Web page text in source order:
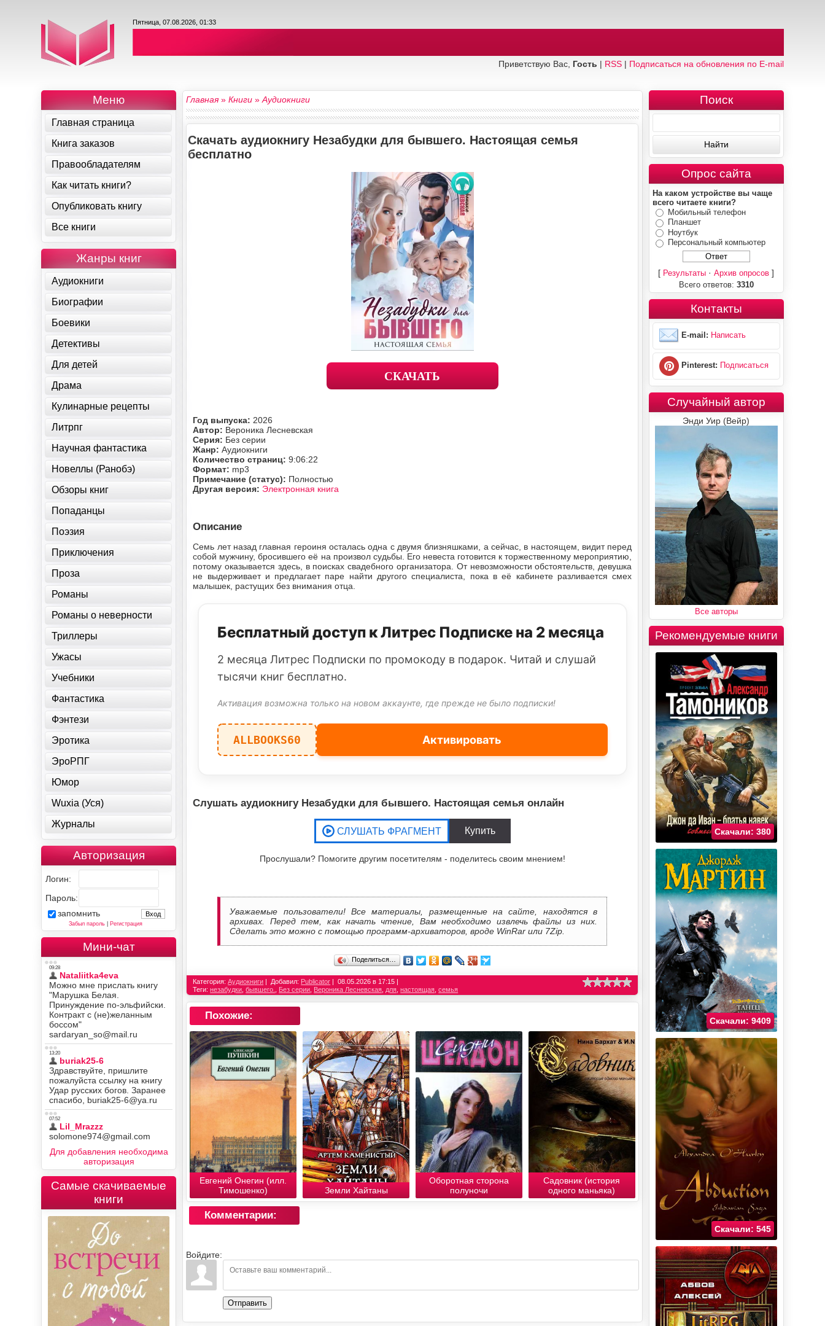
Пятница, 07.08.2026, 01:33
Приветствую Вас, Гость | RSS| Подписаться на обновления по E-mail
Главная»Книги »Аудиокниги
Скачать аудиокнигу Незабудки для бывшего. Настоящая семья
бесплатно
СКАЧАТЬ
Год выпуска: 2026
Автор: Вероника Лесневская
Серия: Без серии
Жанр:Аудиокниги
Количество страниц:9:06:22
Формат: mp3
Примечание (статус): Полностью
Другая версия: Электронная книга
Описание
Семь лет назад главная героиня осталась одна с двумя близняшками, а сейчас, в настоящем, видит перед
собой мужчину, бросившего её на произвол судьбы. Его невеста готовится к торжественному мероприятию,
потому оказывается здесь, в поисках свадебного организатора. От невозможности обстоятельств, девушка
не выдерживает и предлагает паре найти другого специалиста, пока в её кабинете разливается смех
малышек, растущих без внимания отца.
Бесплатный доступ к Литрес Подписке на 2 месяца
2 месяца Литрес Подписки по промокоду в подарок. Читай и слушай
тысячи книг бесплатно.
Активация возможна только на новом аккаунте, где прежде не было подписки!
ALLBOOKS60 Активировать
Слушать аудиокнигу Незабудки для бывшего. Настоящая семья онлайн
Прослушали? Помогите другим посетителям - поделитесь своим мнением!
Уважаемые пользователи! Все материалы, размещенные на сайте, находятся в
архивах. Перед тем, как начать чтение, Вам необходимо извлечь файлы из них.
Сделать это можно с помощью программ-архиваторов, вроде WinRar или 7Zip.
Поделиться…
Категория:Аудиокниги Добавил: Publicator
08.05.2026 в 17:15
Теги:незабудки ,бывшего. Без серии Вероника Лесневская для ,настоящая ,семья
Похожие:
Евгений Онегин (илл.
Тимошенко)
Земли Хайтаны
Оборотная сторона
полуночи
Садовник (история
одного маньяка)
Комментарии:
Войдите:
Отправить
Меню
Главная страница
Книга заказов
Правообладателям
Как читать книги?
Опубликовать книгу
Все книги
Жанры книг
Аудиокниги
Биографии
Боевики
Детективы
Для детей
Драма
Кулинарные рецепты
Литрпг
Научная фантастика
Новеллы (Ранобэ)
Обзоры книг
Попаданцы
Поэзия
Приключения
Проза
Романы
Романы о неверности
Триллеры
Ужасы
Учебники
Фантастика
Фэнтези
Эротика
ЭроРПГ
Юмор
Wuxia (Уся)
Журналы
Авторизация
Логин:
Пароль:
запомнить
Забыл пароль| Регистрация
Мини-чат
Для добавления необходима
авторизация
Самые скачиваемые
книги
Поиск
Опрос сайта
На каком устройстве вы чаще
всего читаете книги?
Мобильный телефон
Планшет
Ноутбук
Персональный компьютер
[ Результаты ·Архив опросов ]
Всего ответов: 3310
Контакты
E-mail: Написать
Pinterest: Подписаться
Случайный автор
Энди Уир (Вейр)
Все авторы
Рекомендуемые книги
Скачали: 380
Скачали: 9409
Скачали: 545